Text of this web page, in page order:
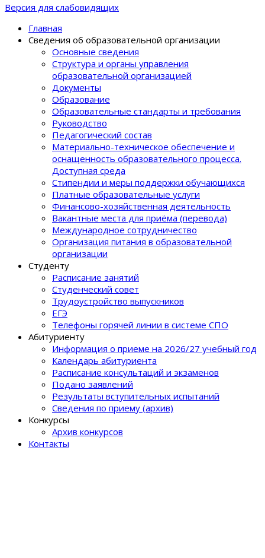
Версия для слабовидящих
Главная
Сведения об образовательной организации
Основные сведения
Структура и органы управления
образовательной организацией
Документы
Образование
Образовательные стандарты и требования
Руководство
Педагогический состав
Материально-техническое обеспечение и
оснащенность образовательного процеcса.
Доступная среда
Стипендии и меры поддержки обучающихся
Платные образовательные услуги
Финансово-хозяйственная деятельность
Вакантные места для приёма (перевода)
Международное сотрудничество
Организация питания в образовательной
организации
Студенту
Расписание занятий
Студенческий совет
Трудоустройство выпускников
ЕГЭ
Телефоны горячей линии в системе СПО
Абитуриенту
Информация о приеме на 2026/27 учебный год
Календарь абитуриента
Расписание консультаций и экзаменов
Подано заявлений
Результаты вступительных испытаний
Сведения по приему (архив)
Конкурсы
Архив конкурсов
Контакты